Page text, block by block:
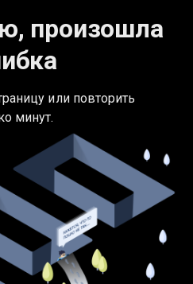
произошла
или повторить
минут.